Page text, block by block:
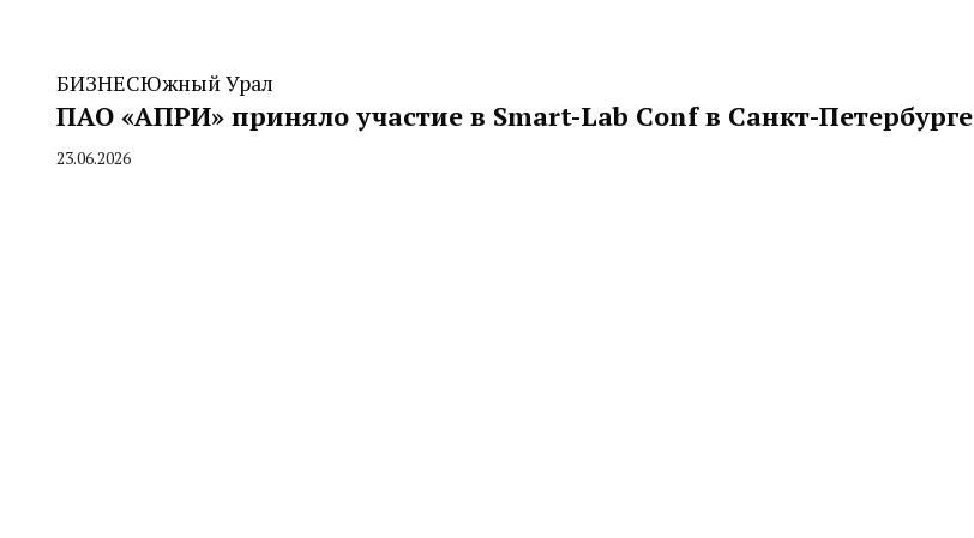
БИЗНЕСЮжный Урал
ПАО «АПРИ» приняло участие в Smart-Lab Conf в Санкт-Петербурге
By
23.06.2026